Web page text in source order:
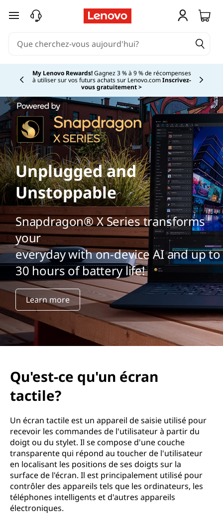
passer au contenu principal
My Lenovo Rewards!Gagnez 3 % à 9 % de récompenses
à utiliser sur vos futurs achats sur Lenovo.comInscrivez-
vous gratuitement >Currently displaying item 2 of
Unplugged and
Unstoppable
Snapdragon® X Series transforms
your
everyday with on-device AI and up to
30 hours of battery life!
Learn more
Qu'est-ce qu'un écran
tactile?
Un écran tactile est un appareil de saisie utilisé pour
recevoir les commandes de l'utilisateur à partir du
doigt ou du stylet. Il se compose d'une couche
transparente qui répond au toucher de l'utilisateur
en localisant les positions de ses doigts sur la
surface de l'écran. Il est principalement utilisé pour
contrôler des appareils tels que les ordinateurs, les
téléphones intelligents et d'autres appareils
électroniques.